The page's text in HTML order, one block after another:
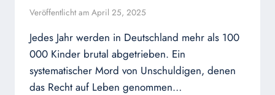
Veröffentlicht am April 25, 2025
Jedes Jahr werden in Deutschland mehr als 100
000 Kinder brutal abgetrieben. Ein
systematischer Mord von Unschuldigen, denen
das Recht auf Leben genommen…